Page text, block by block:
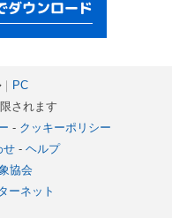
｜
PC
されます
- クッキーポリシー
せ- ヘルプ
協会
ーネット